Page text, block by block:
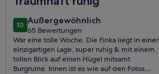
1010 von 10
Außergewöhnlich
außergewöhnlich
65 Bewertungen
(65
bewertungen)
War eine tolle Woche. Die Finka liegt in einer
einzigartigen Lage, super ruhig & mit einem
tollen Blick auf einen Hügel mitsamt
Burgruine. Innen ist es wie auf den Fotos